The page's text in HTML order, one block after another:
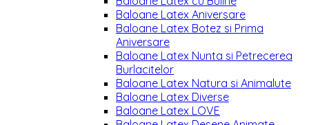
Baloane Latex Aniversare
Baloane Latex Botez si Prima
Aniversare
Baloane Latex Nunta si Petrecerea
Burlacitelor
Baloane Latex Natura si Animalute
Baloane Latex Diverse
Baloane Latex LOVE